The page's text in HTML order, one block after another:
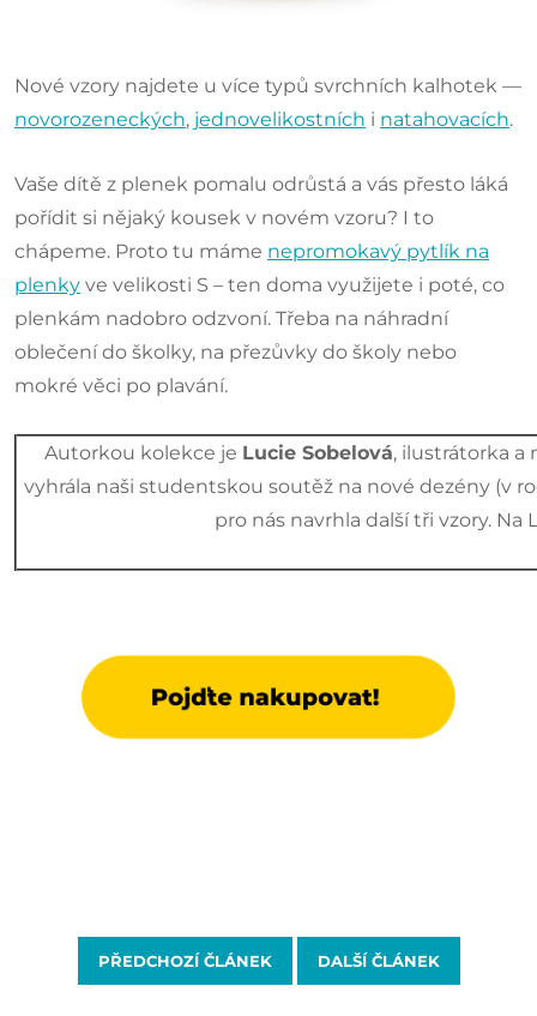
Nové vzory najdete u více typů svrchních kalhotek —
novorozeneckých, jednovelikostních i natahovacích.
Vaše dítě z plenek pomalu odrůstá a vás přesto láká
pořídit si nějaký kousek v novém vzoru? I to
chápeme. Proto tu máme nepromokavý pytlík na
plenky ve velikosti S – ten doma využijete i poté, co
plenkám nadobro odzvoní. Třeba na náhradní
oblečení do školky, na přezůvky do školy nebo
mokré věci po plavání.
Autorkou kolekce je Lucie Sobelová, ilustrátorka a
vyhrála naši studentskou soutěž na nové dezény (v
pro nás navrhla další tři vzory.
PŘEDCHOZÍ ČLÁNEK DALŠÍ ČLÁNEK